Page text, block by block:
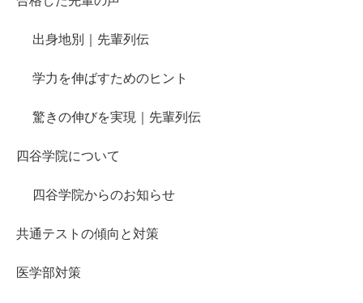
出身地別｜先輩列伝
学力を伸ばすためのヒント
驚きの伸びを実現｜先輩列伝
四谷学院について
四谷学院からのお知らせ
共通テストの傾向と対策
医学部対策